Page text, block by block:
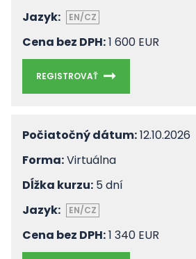
Jazyk:
EN/CZ
Cena bez DPH:1 600 EUR
REGISTROVAŤ
Počiatočný dátum:12.10.2026
Forma:Virtuálna
Dĺžka kurzu: 5 dní
Jazyk:
EN/CZ
Cena bez DPH:1 340 EUR